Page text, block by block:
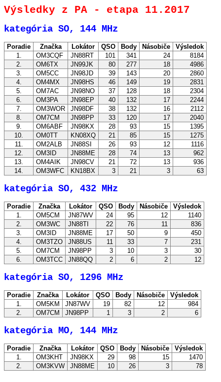
Výsledky z PA - etapa 11.2017
kategória SO, 144 MHz
Poradie Značka Lokátor QSO Body Násobiče
Výsledok
1.
OM3CQF JN88RT 101 341 24
8184
2.
OM6TX JN99JK 80 277 18
4986
3.
OM5CC JN98JD 39 143 20
2860
4.
OM4MX JN98HS 46 149 19
2831
5.
OM7AC JN98NO 37 128 18
2304
6.
OM3PA JN98EP 40 132 17
2244
7.
OM3WOR JN98DF 38 132 16
2112
8.
OM7CM JN98PP 33 120 17
2040
9.
OM6ABF JN98KX 28 93 15
1395
10.
OM0TT KN08XQ 21 85 15
1275
11.
OM2ALB JN88SI 26 93 12
1116
12.
OM3ID JN88ME 28 74 13
962
13.
OM4AIK JN98CV 21 72 13
936
14.
OM3WFC KN18BX 3 21 3 63
kategória SO, 432 MHz
Poradie Značka Lokátor QSO Body Násobiče
Výsledok
1.
OM5CM JN87WV 24 95 12
1140
2.
OM3WC JN88TI 22 76 11
836
3.
OM3ID JN88ME 17 50 9
450
4.
OM3TZO JN88US 11 33 7
231
5.
OM7CM JN98PP 3 10 3
30
6.
OM3TCC JN88QQ 2 6 2 12
kategória SO, 1296 MHz
Poradie Značka Lokátor QSO Body Násobiče
Výsledok
1.
OM5KM JN87WV 19 82 12
984
2.
OM7CM JN98PP 1 3 2 6
kategória MO, 144 MHz
Poradie Značka Lokátor QSO Body Násobiče
Výsledok
1.
OM3KHT JN98KX 29 98 15
1470
2.
OM3KVW JN88ME 10 26 3 78